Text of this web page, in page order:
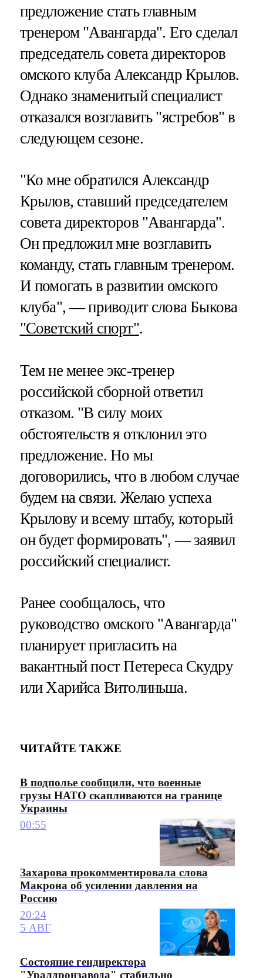
предложение стать главным
тренером "Авангарда". Его сделал
председатель совета директоров
омского клуба Александр Крылов.
Однако знаменитый специалист
отказался возглавить "ястребов" в
следующем сезоне.
"Ко мне обратился Александр
Крылов, ставший председателем
совета директоров "Авангарда".
Он предложил мне возглавить
команду, стать главным тренером.
И помогать в развитии омского
клуба", — приводит слова Быкова
"Советский спорт".
Тем не менее экс-тренер
российской сборной ответил
отказом. "В силу моих
обстоятельств я отклонил это
предложение. Но мы
договорились, что в любом случае
будем на связи. Желаю успеха
Крылову и всему штабу, который
он будет формировать", — заявил
российский специалист.
Ранее сообщалось, что
руководство омского "Авангарда"
планирует пригласить на
вакантный пост Петереса Скудру
или Харийса Витолиньша.
ЧИТАЙТЕ ТАКЖЕ
В подполье сообщили, что военные
грузы НАТО скапливаются на границе
Украины
00:55
Захарова прокомментировала слова
Макрона об усилении давления на
Россию
20:24
5 АВГ
Состояние гендиректора
"Уралдронзавода" стабильно